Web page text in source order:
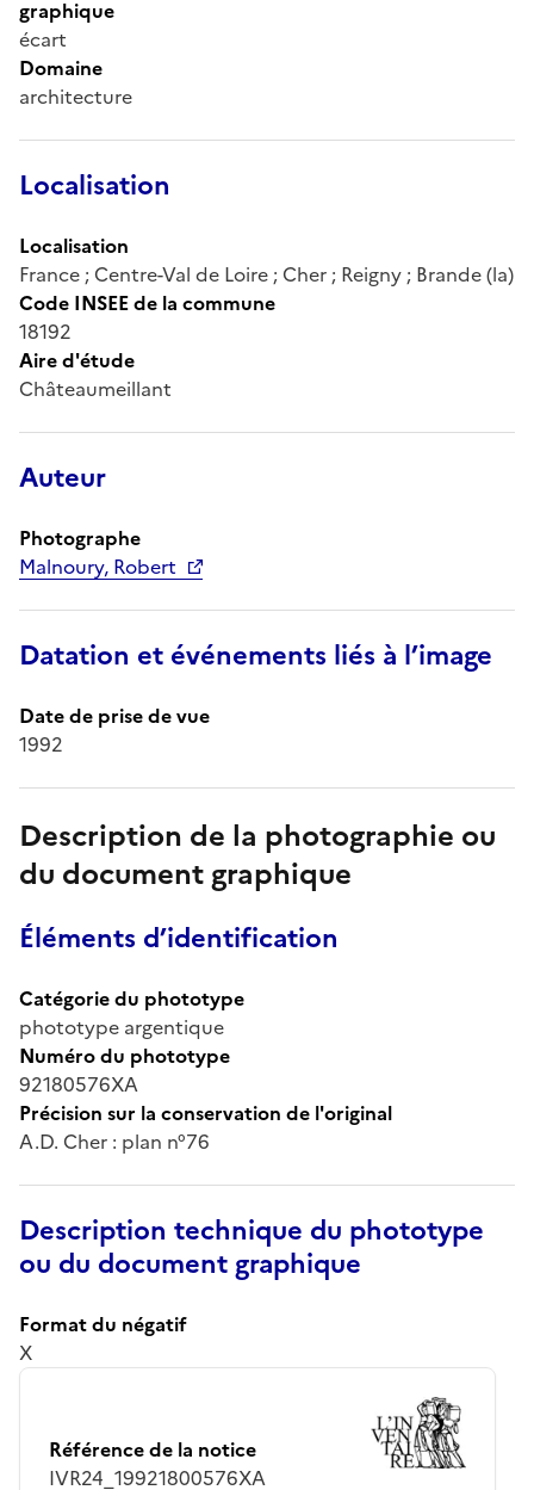
graphique
écart
Domaine
architecture
Localisation
Localisation
France ; Centre-Val de Loire ; Cher ; Reigny ; Brande (la)
Code INSEE de la commune
18192
Aire d'étude
Châteaumeillant
Auteur
Photographe
Malnoury, Robert
Datation et événements liés à l’image
Date de prise de vue
1992
Description de la photographie ou
du document graphique
Éléments d’identification
Catégorie du phototype
phototype argentique
Numéro du phototype
92180576XA
Précision sur la conservation de l'original
A.D. Cher : plan n°76
Description technique du phototype
ou du document graphique
Format du négatif
X
Référence de la notice
IVR24_19921800576XA